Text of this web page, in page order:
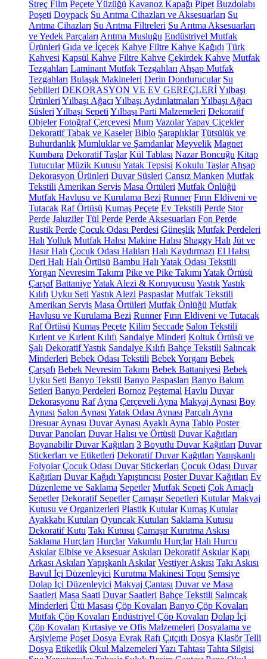
Streç Film Peçete Yüzüğü Kavanoz Kapağı Pipet Buzdolabı
Poşeti Doypack Su Arıtma Cihazları ve Aksesuarları Su
Arıtma Cihazları Su Arıtma Filtreleri Su Arıtma Aksesuarları
ve Yedek Parçaları Arıtma Musluğu Endüstriyel Mutfak
Ürünleri Gıda ve İçecek Kahve Filtre Kahve Kağıdı Türk
Kahvesi Kapsül Kahve Filtre Kahve Çekirdek Kahve Mutfak
Tezgahları Laminant Mutfak Tezgahları Ahşap Mutfak
Tezgahları Bulaşık Makineleri Derin Dondurucular Su
Sebilleri DEKORASYON VE EV GEREÇLERİYılbaşı
Ürünleri Yılbaşı Ağacı Yılbaşı Aydınlatmaları Yılbaşı Ağacı
Süsleri Yılbaşı Sepeti Yılbaşı Parti Malzemeleri Dekoratif
Objeler Fotoğraf Çerçevesi Mum VazolarYapay Çiçekler
Dekoratif Tabak ve Kaseler Biblo Şaraplıklar Tütsülük ve
Buhurdanlık Mumluklar ve Şamdanlar Meyvelik Magnet
Kumbara Dekoratif Taşlar Kül Tablası Nazar Boncuğu Kitap
Tutucular Müzik Kutusu Yatak Tepsisi Kokulu Taşlar Ahşap
Dekorasyon Ürünleri Duvar Süsleri Cansız Manken Mutfak
Tekstili Amerikan Servis Masa Örtüleri Mutfak Önlüğü
Mutfak Havlusu ve Kurulama Bezi Runner Fırın Eldiveni ve
Tutacak Raf Örtüsü Kumaş Peçete Ev Tekstili Perde Stor
Perde Jaluziler Tül Perde Perde Aksesuarları Fon Perde
Rustik Perde Çocuk Odası Perdesi Güneşlik Mutfak Perdeleri
Halı Yolluk Mutfak Halısı Makine Halısı Shaggy Halı Jüt ve
Hasır Halı Çocuk Odası Halıları Halı Kaydırmazı El Halısı
Deri Halı Halı Örtüsü Bambu Halı Yatak Odası Tekstili
Yorgan Nevresim Takımı Pike ve Pike Takımı Yatak Örtüsü
Çarşaf BattaniyeYatak Alezi & Koruyucusu YastıkYastık
Kılıfı Uyku Seti Yastık Alezi Paspaslar Mutfak Tekstili
Amerikan Servis Masa Örtüleri Mutfak Önlüğü Mutfak
Havlusu ve Kurulama Bezi Runner Fırın Eldiveni ve Tutacak
Raf Örtüsü Kumaş Peçete Kilim Seccade Salon Tekstili
Kırlent ve Kırlent Kılıfı Sandalye Minderi Koltuk Örtüsü ve
Şalı Dekoratif Yastık Sandalye Kılıfı Bahçe Tekstili Salıncak
Minderleri Bebek Odası Tekstili Bebek Yorganı Bebek
Çarşafı Bebek Nevresim Takımı Bebek Battaniyesi Bebek
Uyku Seti Banyo Tekstil Banyo Paspasları Banyo Bakım
Setleri Banyo Perdeleri Bornoz Peştemal Havlu Duvar
Dekorasyonu Raf Ayna Çerçeveli Ayna Makyaj Aynası Boy
Aynası Salon Aynası Yatak Odası Aynası Parçalı Ayna
Dresuar Aynası Duvar Aynası Ayaklı Ayna Tablo Poster
Duvar Panoları Duvar Halısı ve Örtüsü Duvar Kağıtları
Boyanabilir Duvar Kağıtları 3 Boyutlu Duvar Kağıtları Duvar
Stickerları ve Etiketleri Dekoratif Duvar Kağıtları Yapışkanlı
Folyolar Çocuk Odası Duvar Stickerları Çocuk Odası Duvar
Kağıtları Duvar Kağıdı Yapıştırıcısı Poster Duvar Kağıtları Ev
Düzenleme ve Saklama Sepetler Mutfak Sepeti Çok Amaçlı
Sepetler Dekoratif Sepetler Çamaşır Sepetleri Kutular Makyaj
Kutusu ve Organizerleri Plastik Kutular Kumaş Kutular
Ayakkabı Kutuları Oyuncak Kutuları Saklama Kutusu
Dekoratif Kutu Takı Kutusu Çamaşır Kurutma Askısı
Saklama Hurçları Hurçlar Vakumlu Hurçlar Halı Hurcu
Askılar Elbise ve Aksesuar Askıları Dekoratif Askılar Kapı
Arkası Askıları Yapışkanlı Askılar Vestiyer Askısı Takı Askısı
Bavul İçi Düzenleyici Kurutma Makinesi Topu Şemsiye
Dolap İçi Düzenleyici Makyaj Çantası Duvar ve Masa
Saatleri Masa Saati Duvar Saatleri Bahçe Tekstili Salıncak
Minderleri Ütü Masası Çöp Kovaları Banyo Çöp Kovaları
Mutfak Çöp Kovaları Endüstriyel Çöp Kovaları Dolap İçi
Çöp Kovaları Kırtasiye ve Ofis Malzemeleri Dosyalama ve
Arşivleme Poşet Dosya Evrak Rafı Çıtçıtlı Dosya Klasör Telli
Dosya Etiketlik Okul Malzemeleri Yazı Tahtası Tahta Silgisi